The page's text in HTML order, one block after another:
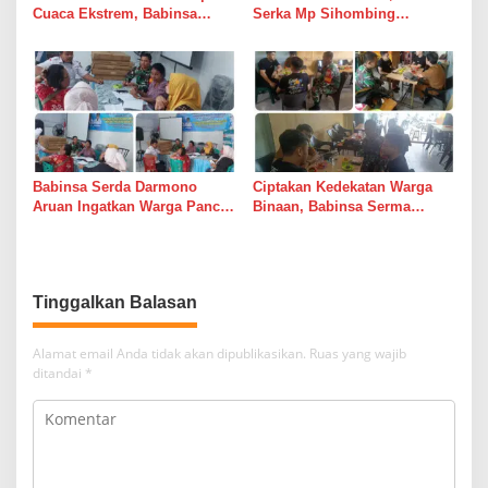
Cuaca Ekstrem, Babinsa
Perangkat Desa Siapkan
Langkah Mitigasi
Serka Mp Sihombing
Warung Kopi Deli Tua Barat
Babinsa Serda Darmono
Aruan Ingatkan Warga Pancur
Ciptakan Kedekatan Warga
Binaan, Babinsa Serma
Tinggalkan Balasan
Alamat email Anda tidak akan dipublikasikan. Ruas yang wajib
ditandai *